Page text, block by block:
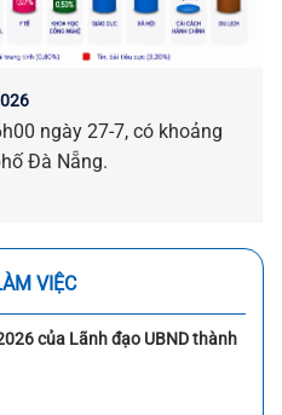
ngày 27-7, có khoảng
Đà Nẵng.
VIỆC
của Lãnh đạo UBND thành